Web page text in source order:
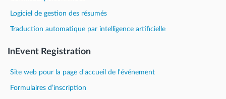
Logiciel de gestion des résumés
Traduction automatique par intelligence artificielle
InEvent Registration
Site web pour la page d'accueil de l'événement
Formulaires d’inscription